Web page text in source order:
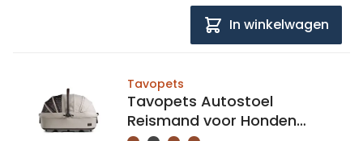
In winkelwagen
Tavopets
Tavopets Autostoel
Reismand voor Honden